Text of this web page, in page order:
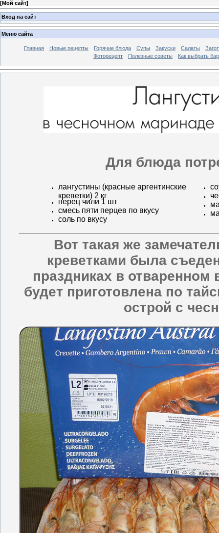
[Мой сайт]
Вход на сайт
Меню сайта
Главная Новые рецепты Горячие блюда Супы Закуски Салаты
Фоторецепт
Полезные советы Как выбрать
Для блюда
лангустины (красные аргентинские
креветки) 2 кг
перец чили 1 шт
смесь пяти перцев по вкусу
соль по вкусу
Вот такая же
креветками была
праздниках в отваренном
будет приготовлена по
острой с